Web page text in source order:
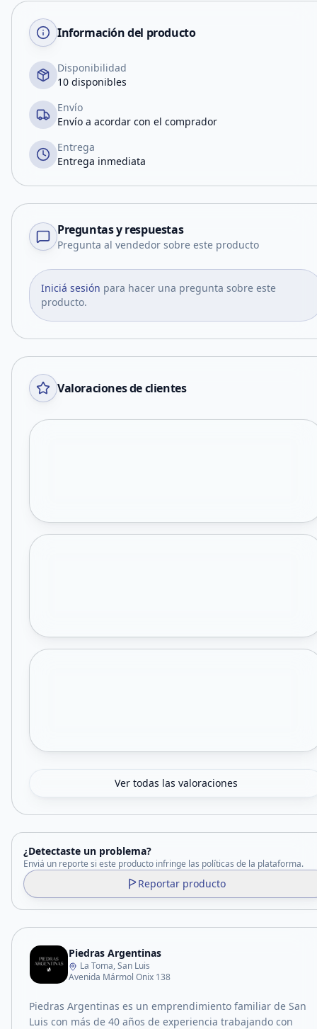
Información del producto
Disponibilidad
10 disponibles
Envío
Envío a acordar con el comprador
Entrega
Entrega inmediata
Preguntas y respuestas
Pregunta al vendedor sobre este producto
Iniciá sesión para hacer una pregunta sobre este
producto.
Valoraciones de clientes
Ver todas las valoraciones
¿Detectaste un problema?
Enviá un reporte si este producto infringe las políticas de la plataforma.
Reportar producto
Piedras Argentinas
La Toma, San Luis
Avenida Mármol Onix 138
Piedras Argentinas es un emprendimiento familiar de San
Luis con más de 40 años de experiencia trabajando con